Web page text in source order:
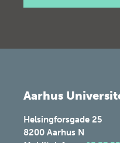
Aarhus
Helsingforsgade 25
8200 Aarhus N